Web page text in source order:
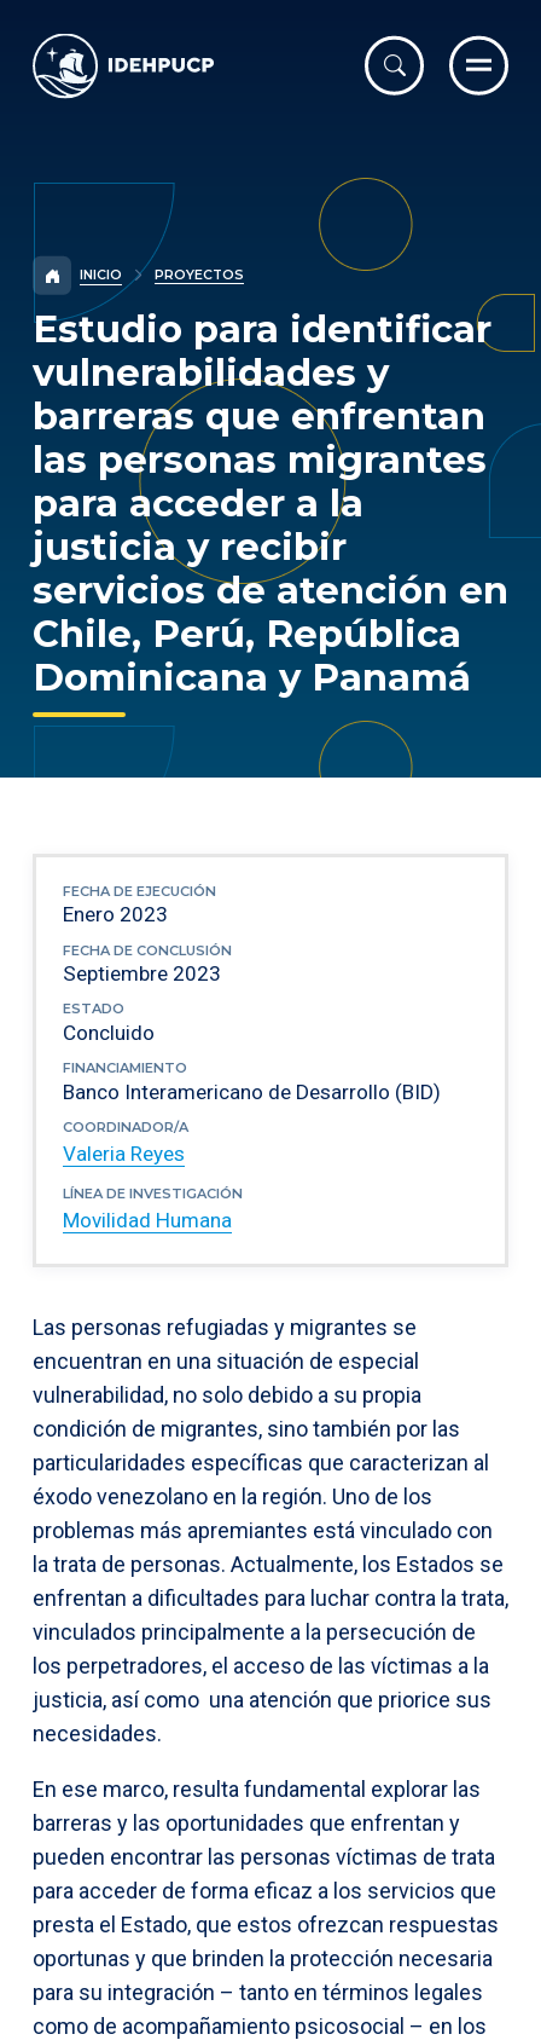
IDEHPUCP
INICIO PROYECTOS
Estudio para identificar
vulnerabilidades y
barreras que enfrentan
las personas migrantes
para acceder a la
justicia y recibir
servicios de atención en
Chile, Perú, República
Dominicana y Panamá
FECHA DE EJECUCIÓN
Enero 2023
FECHA DE CONCLUSIÓN
Septiembre 2023
ESTADO
Concluido
FINANCIAMIENTO
Banco Interamericano de Desarrollo (BID)
COORDINADOR/A
Valeria Reyes
LÍNEA DE INVESTIGACIÓN
Movilidad Humana
Las personas refugiadas y migrantes se
encuentran en una situación de especial
vulnerabilidad, no solo debido a su propia
condición de migrantes, sino también por las
particularidades específicas que caracterizan al
éxodo venezolano en la región. Uno de los
problemas más apremiantes está vinculado con
la trata de personas. Actualmente, los Estados se
enfrentan a dificultades para luchar contra la trata,
vinculados principalmente a la persecución de
los perpetradores, el acceso de las víctimas a la
justicia, así como una atención que priorice sus
necesidades.
En ese marco, resulta fundamental explorar las
barreras y las oportunidades que enfrentan y
pueden encontrar las personas víctimas de trata
para acceder de forma eficaz a los servicios que
presta el Estado, que estos ofrezcan respuestas
oportunas y que brinden la protección necesaria
para su integración – tanto en términos legales
como de acompañamiento psicosocial – en los